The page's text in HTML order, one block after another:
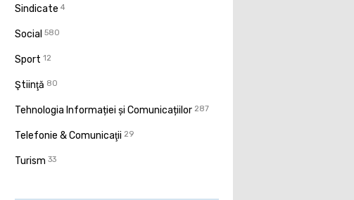
Sindicate 4
Social 580
Sport 12
Ştiinţă 80
Tehnologia Informației și Comunicațiilor 287
Telefonie & Comunicaţii 29
Turism 33